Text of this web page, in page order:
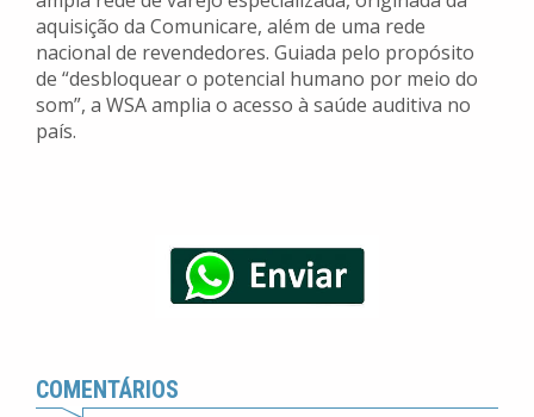
aquisição da Comunicare, além de uma rede
nacional de revendedores. Guiada pelo propósito
de “desbloquear o potencial humano por meio do
som”, a WSA amplia o acesso à saúde auditiva no
país.
COMENTÁRIOS